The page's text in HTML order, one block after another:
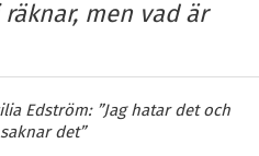
räknar, men vad är
Edström: ”Jag hatar det och
det”